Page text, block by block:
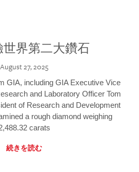
世界第二大鑽石
August 27, 2025
GIA, including GIA Executive Vice
and Laboratory Officer Tom
of Research and Development
a rough diamond weighing
carats
続きを読む